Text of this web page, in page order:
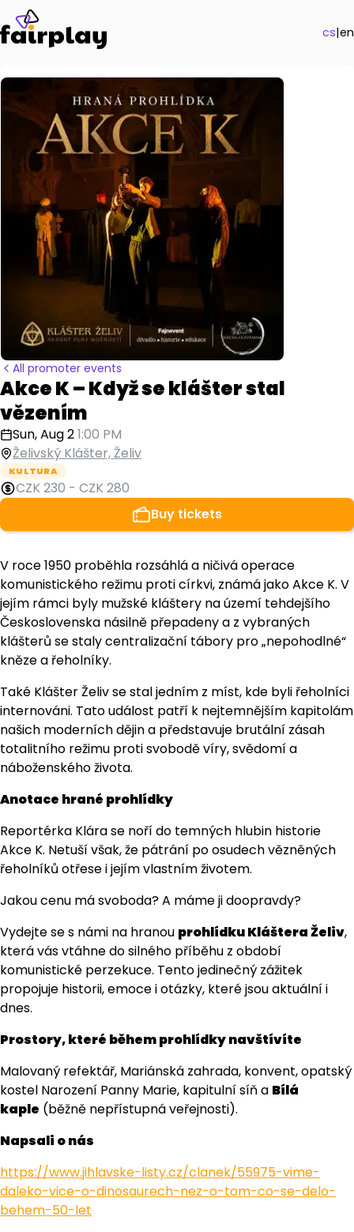
cs|en
All promoter events
Akce K – Když se klášter stal
vězením
Sun, Aug 21:00 PM
Želivský Klášter, Želiv
KULTURA
CZK 230 - CZK 280
Buy tickets
V roce 1950 proběhla rozsáhlá a ničivá operace
komunistického režimu proti církvi, známá jako Akce K. V
jejím rámci byly mužské kláštery na území tehdejšího
Československa násilně přepadeny a z vybraných
klášterů se staly centralizační tábory pro „nepohodlné“
kněze a řeholníky.
Také Klášter Želiv se stal jedním z míst, kde byli řeholníci
internováni. Tato událost patří k nejtemnějším kapitolám
našich moderních dějin a představuje brutální zásah
totalitního režimu proti svobodě víry, svědomí a
náboženského života.
Anotace hrané prohlídky
Reportérka Klára se noří do temných hlubin historie
Akce K. Netuší však, že pátrání po osudech vězněných
řeholníků otřese i jejím vlastním životem.
Jakou cenu má svoboda? A máme ji doopravdy?
Vydejte se s námi na hranou prohlídku Kláštera Želiv,
která vás vtáhne do silného příběhu z období
komunistické perzekuce. Tento jedinečný zážitek
propojuje historii, emoce i otázky, které jsou aktuální i
dnes.
Prostory, které během prohlídky navštívíte
Malovaný refektář, Mariánská zahrada, konvent, opatský
kostel Narození Panny Marie, kapitulní síň a Bílá
kaple (běžně nepřístupná veřejnosti).
Napsali o nás
https://www.jihlavske-listy.cz/clanek/55975-vime-
daleko-vice-o-dinosaurech-nez-o-tom-co-se-delo-
behem-50-let